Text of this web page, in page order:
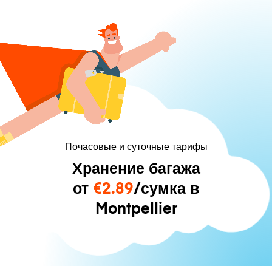
Почасовые и суточные тарифы
Хранение багажа
от €2.89/сумка в
Montpellier